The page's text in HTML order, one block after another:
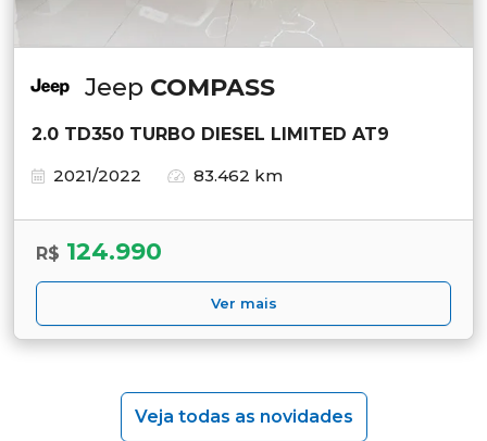
Jeep COMPASS
2.0 TD350 TURBO DIESEL LIMITED AT9
2021/2022
83.462 km
R$ 124.990
Ver mais
Veja todas as novidades